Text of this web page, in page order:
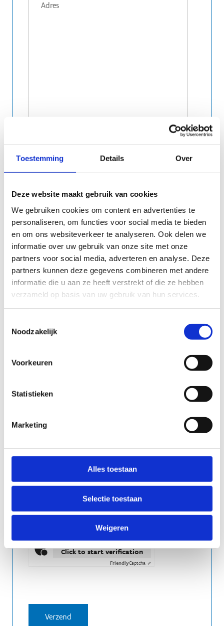
Toestemming Details Over
Deze website maakt gebruik van cookies
We gebruiken cookies om content en advertenties te
personaliseren, om functies voor social media te bieden
en om ons websiteverkeer te analyseren. Ook delen we
informatie over uw gebruik van onze site met onze
partners voor social media, adverteren en analyse. Deze
partners kunnen deze gegevens combineren met andere
informatie die u aan ze heeft verstrekt of die ze hebben
verzameld op basis van uw gebruik van hun services.
Noodzakelijk
Voorkeuren
Statistieken
Marketing
Alles toestaan
Selectie toestaan
Weigeren
*
Zeilen
Kajak
Welke catering zouden jullie willen?
Anti-Robot Verification
Click to start verification
FriendlyCaptcha ⇗